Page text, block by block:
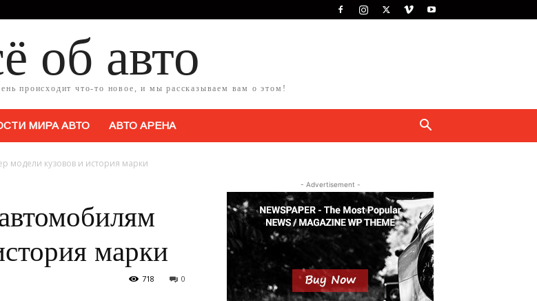
об авто
происходит что-то новое, и мы рассказываем вам о этом!
МИРА АВТО АВТО АРЕНА
модели кузовов и история марки
марки
0
718
- Advertisement -